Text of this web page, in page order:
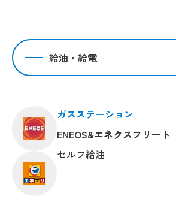
給油・給電
ガスステーション
ENEOS&エネクスフリート
セルフ給油